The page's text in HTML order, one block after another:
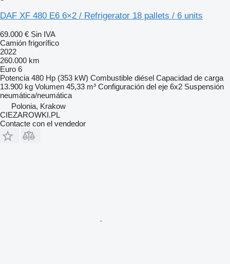
DAF XF 480 E6 6×2 / Refrigerator 18 pallets / 6 units
69.000 € Sin IVA
Camión frigorífico
2022
260.000 km
Euro 6
Potencia 480 Hp (353 kW) Combustible diésel Capacidad de carga
13.900 kg Volumen 45,33 m³ Configuración del eje 6x2 Suspensión
neumática/neumática
Polonia, Krakow
CIEZAROWKI.PL
Contacte con el vendedor